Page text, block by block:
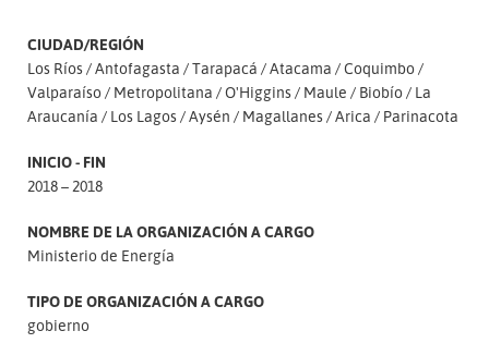
CIUDAD/REGIÓN
Los Ríos
Antofagasta Tarapacá Atacama
Coquimbo
Valparaíso
Metropolitana O'Higgins Maule Biobío
La
Araucanía
Los Lagos Aysén Magallanes Arica Parinacota
INICIO - FIN
2018 – 2018
NOMBRE DE LA ORGANIZACIÓN A CARGO
Ministerio de Energía
TIPO DE ORGANIZACIÓN A CARGO
gobierno